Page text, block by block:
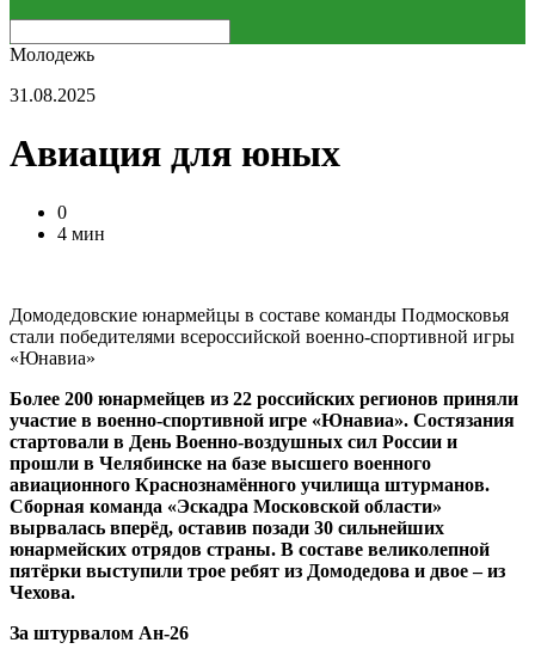
Молодежь
31.08.2025
Авиация для юных
0
4 мин
Домодедовские юнармейцы в составе команды Подмосковья
стали победителями всероссийской военно-спортивной игры
«Юнавиа»
Более 200 юнармейцев из 22 российских регионов приняли
участие в военно-спортивной игре «Юнавиа». Состязания
стартовали в День Военно-воздушных сил России и
прошли в Челябинске на базе высшего военного
авиационного Краснознамённого училища штурманов.
Сборная команда «Эскадра Московской области»
вырвалась вперёд, оставив позади 30 сильнейших
юнармейских отрядов страны. В составе великолепной
пятёрки выступили трое ребят из Домодедова и двое – из
Чехова.
За штурвалом Ан-26